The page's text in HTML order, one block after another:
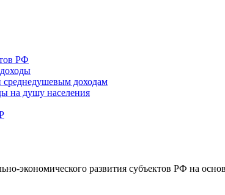
РФ
доходам
на душу населения
экономического развития субъектов РФ на